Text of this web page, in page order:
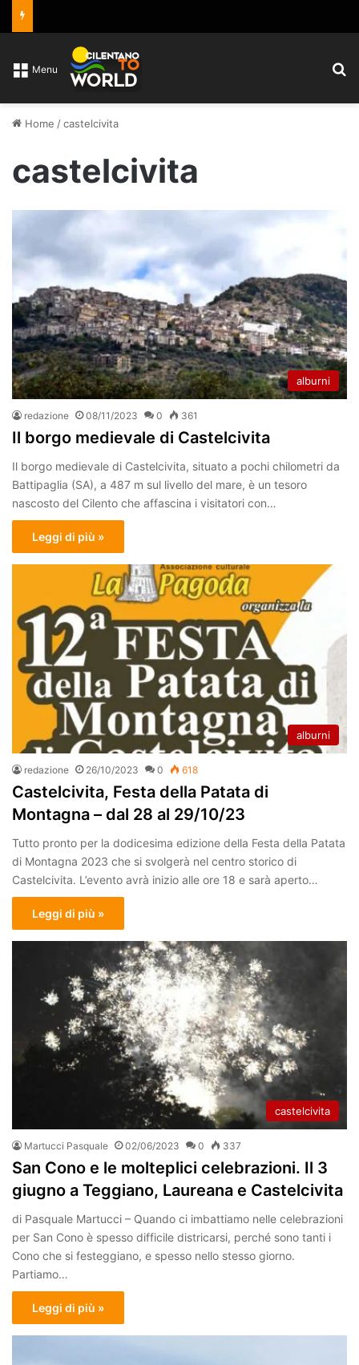
Menu
Home /castelcivita
castelcivita
alburni
redazione 08/11/2023 0 361
Il borgo medievale di Castelcivita
Il borgo medievale di Castelcivita, situato a pochi chilometri da
Battipaglia (SA), a 487 m sul livello del mare, è un tesoro
nascosto del Cilento che affascina i visitatori con…
Leggi di più »
alburni
redazione 26/10/2023 0 618
Castelcivita, Festa della Patata di
Montagna – dal 28 al 29/10/23
Tutto pronto per la dodicesima edizione della Festa della Patata
di Montagna 2023 che si svolgerà nel centro storico di
Castelcivita. L’evento avrà inizio alle ore 18 e sarà aperto…
Leggi di più »
castelcivita
Martucci Pasquale 02/06/2023 0 337
San Cono e le molteplici celebrazioni. Il 3
giugno a Teggiano, Laureana e Castelcivita
di Pasquale Martucci – Quando ci imbattiamo nelle celebrazioni
per San Cono è spesso difficile districarsi, perché sono tanti i
Cono che si festeggiano, e spesso nello stesso giorno.
Partiamo…
Leggi di più »